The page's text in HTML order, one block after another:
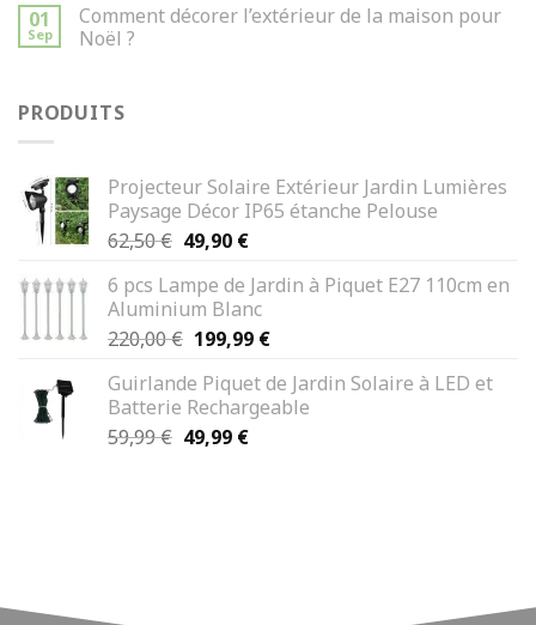
01
Sep
Comment décorer l’extérieur de la maison pour
Noël ?
PRODUITS
Projecteur Solaire Extérieur Jardin Lumières
Paysage Décor IP65 étanche Pelouse
62,50€ Le
initial
était :
62,50 €.
49,90 €Le
actuel
est :
49,90 €.
6 pcs Lampe de Jardin à Piquet E27 110cm en
Aluminium Blanc
220,00€ Le
initial
était :
220,00 €.
199,99 €Le
actuel
est :
Guirlande Piquet de Jardin Solaire à LED et
Batterie Rechargeable
59,99€ Le
49,99 €Le